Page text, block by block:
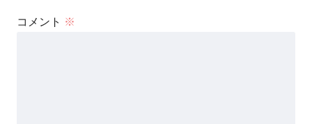
コメント ※